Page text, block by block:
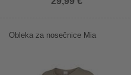
Obleka za nosečnice Mia